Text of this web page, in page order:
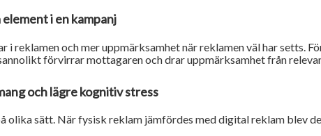
i en kampanj
reklamen och mer uppmärksamhet när reklamen väl har setts.
förvirrar mottagaren och drar uppmärksamhet från
och lägre kognitiv stress
olika sätt. När fysisk reklam jämfördes med digital reklam blev